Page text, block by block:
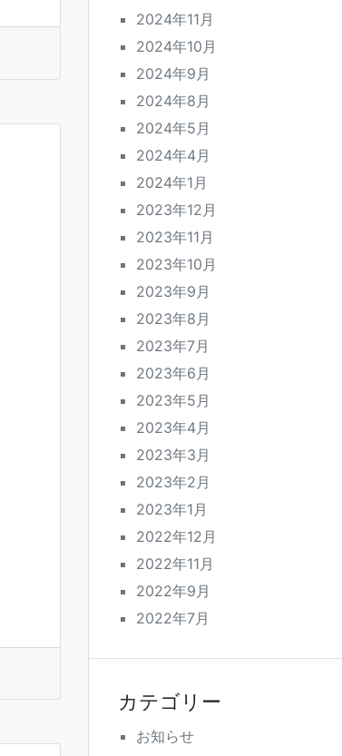
2024年11月
2024年10月
2024年9月
2024年8月
2024年5月
2024年4月
2024年1月
2023年12月
2023年11月
2023年10月
2023年9月
2023年8月
2023年7月
2023年6月
2023年5月
2023年4月
2023年3月
2023年2月
2023年1月
2022年12月
2022年11月
2022年9月
2022年7月
カテゴリー
お知らせ